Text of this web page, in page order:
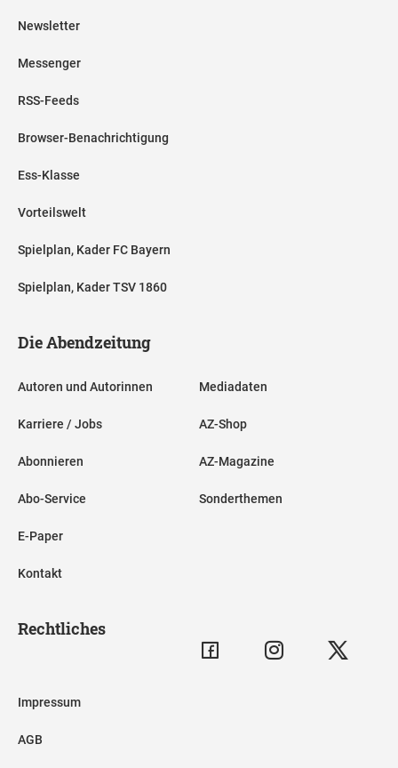
Newsletter
Messenger
RSS-Feeds
Browser-Benachrichtigung
Ess-Klasse
Vorteilswelt
Spielplan, Kader FC Bayern
Spielplan, Kader TSV 1860
Die Abendzeitung
Autoren und Autorinnen
Karriere / Jobs
Abonnieren
Abo-Service
E-Paper
Kontakt
Mediadaten
AZ-Shop
AZ-Magazine
Sonderthemen
Rechtliches
Impressum
AGB